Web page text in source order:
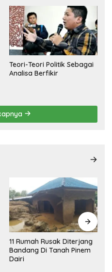
Teori-Teori Politik Sebagai
Analisa Berfikir
11 Rumah Rusak Diterjang
Bandang Di Tanah Pinem
Dairi